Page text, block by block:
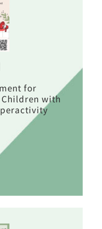
for
Children with